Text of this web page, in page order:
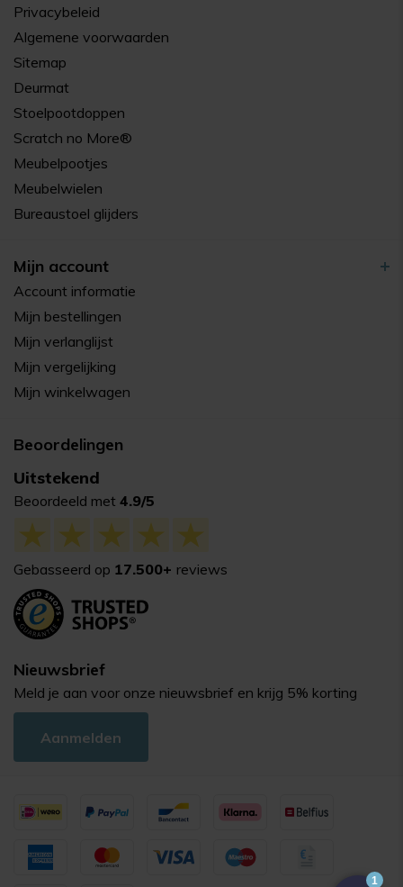
Privacybeleid
Algemene voorwaarden
Sitemap
Deurmat
Stoelpootdoppen
Scratch no More®
Meubelpootjes
Meubelwielen
Bureaustoel glijders
Mijn account
Account informatie
Mijn bestellingen
Mijn verlanglijst
Mijn vergelijking
Mijn winkelwagen
Beoordelingen
Uitstekend
Beoordeeld met 4.9/5
Gebasseerd op 17.500+ reviews
Nieuwsbrief
Meld je aan voor onze nieuwsbrief en krijg 5% korting
Aanmelden